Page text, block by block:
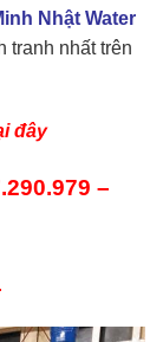
Nhật Water
tranh nhất trên
đây
–